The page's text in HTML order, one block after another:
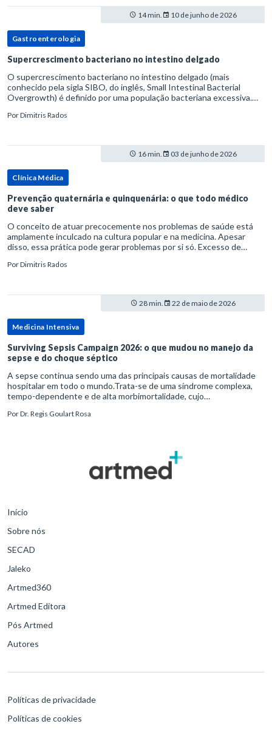
14 min. 10 de junho de 2026
Gastroenterologia
Supercrescimento bacteriano no intestino delgado
O supercrescimento bacteriano no intestino delgado (mais
conhecido pela sigla SIBO, do inglês, Small Intestinal Bacterial
Overgrowth) é definido por uma população bacteriana excessiva.
PorDimitris Rados
16 min. 03 de junho de 2026
Clínica Médica
Prevenção quaternária e quinquenária: o que todo médico
deve saber
O conceito de atuar precocemente nos problemas de saúde está
amplamente inculcado na cultura popular e na medicina. Apesar
disso, essa prática pode gerar problemas por si só. Excesso de
PorDimitris Rados
28 min. 22 de maio de 2026
Medicina Intensiva
Surviving Sepsis Campaign 2026: o que mudou no manejo da
sepse e do choque séptico
A sepse continua sendo uma das principais causas de mortalidade
hospitalar em todo o mundo.Trata-se de uma síndrome complexa,
tempo-dependente e de alta morbimortalidade, cujo
para o desfe
PorDr. Regis Goulart Rosa
Início
Sobre nós
SECAD
Jaleko
Artmed360
Artmed Editora
Pós Artmed
Autores
Políticas de privacidade
Políticas de cookies